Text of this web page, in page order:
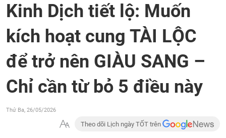
Kinh Dịch tiết lộ: Muốn
kích hoạt cung TÀI LỘC
để trở nên GIÀU SANG –
Chỉ cần từ bỏ 5 điều này
Thứ Ba, 26/05/2026
Theo dõi Lịch ngày TỐT trên